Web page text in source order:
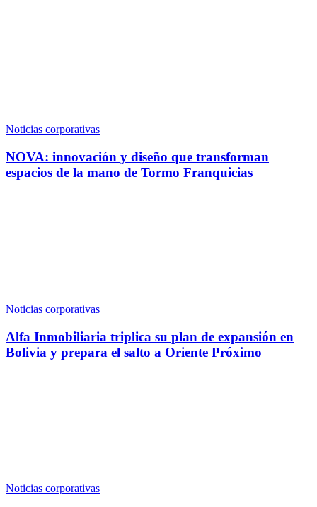
Noticias corporativas
NOVA: innovación y diseño que transforman
espacios de la mano de Tormo Franquicias
Noticias corporativas
Alfa Inmobiliaria triplica su plan de expansión en
Bolivia y prepara el salto a Oriente Próximo
Noticias corporativas